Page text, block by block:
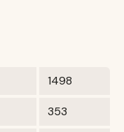
1498
353